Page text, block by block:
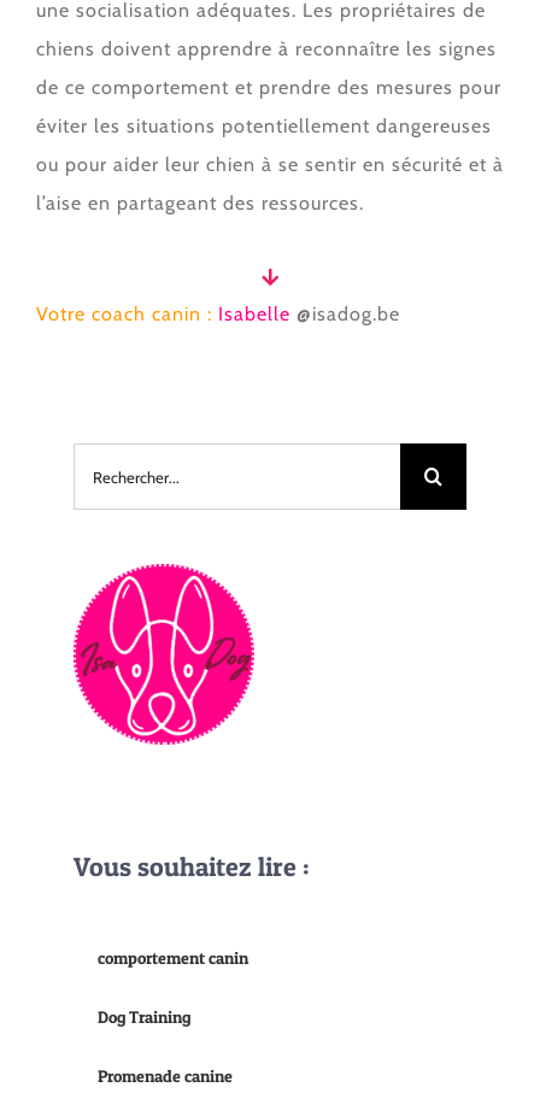
une socialisation adéquates. Les propriétaires de
chiens doivent apprendre à reconnaître les signes
de ce comportement et prendre des mesures pour
éviter les situations potentiellement dangereuses
ou pour aider leur chien à se sentir en sécurité et à
l’aise en partageant des ressources.
Votre coach canin : Isabelle @isadog.be
Vous souhaitez lire :
comportement canin
Dog Training
Promenade canine